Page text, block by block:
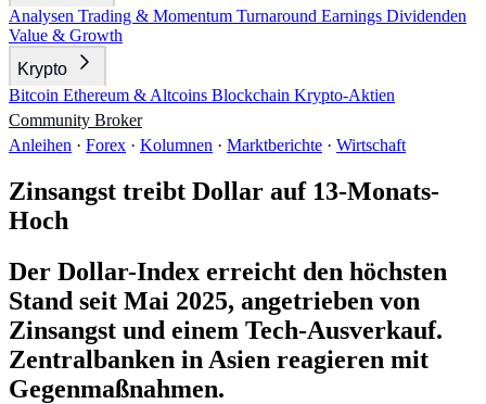
Analysen Trading & Momentum Turnaround Earnings Dividenden
Value & Growth
Krypto
Bitcoin Ethereum & Altcoins Blockchain Krypto-Aktien
Community Broker
Anleihen · Forex · Kolumnen · Marktberichte · Wirtschaft
Zinsangst treibt Dollar auf 13-Monats-
Hoch
Der Dollar-Index erreicht den höchsten
Stand seit Mai 2025, angetrieben von
Zinsangst und einem Tech-Ausverkauf.
Zentralbanken in Asien reagieren mit
Gegenmaßnahmen.